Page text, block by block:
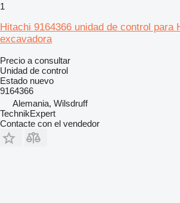
1
Hitachi 9164366 unidad de control para
excavadora
Precio a consultar
Unidad de control
Estado nuevo
9164366
Alemania, Wilsdruff
TechnikExpert
Contacte con el vendedor